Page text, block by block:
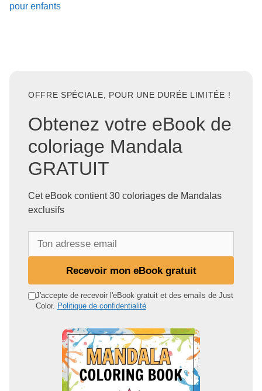
pour enfants
OFFRE SPÉCIALE, POUR UNE DURÉE LIMITÉE !
Obtenez votre eBook de
coloriage Mandala
GRATUIT
Cet eBook contient 30 coloriages de Mandalas
exclusifs
d
Recevoir mon eBook gratuit
J'accepte de recevoir l'eBook gratuit et des emails de Just
Color. Politique de confidentialité